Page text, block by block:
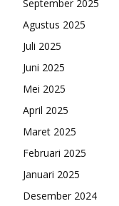
September 2025
Agustus 2025
Juli 2025
Juni 2025
Mei 2025
April 2025
Maret 2025
Februari 2025
Januari 2025
Desember 2024